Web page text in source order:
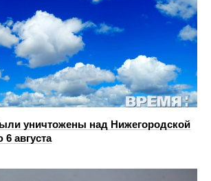
уничтожены над Нижегородской
августа